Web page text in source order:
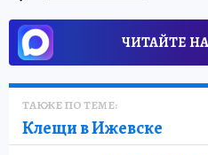
ЧИТАЙТЕ
ТАКЖЕ ПО ТЕМЕ:
Клещи в Ижевске